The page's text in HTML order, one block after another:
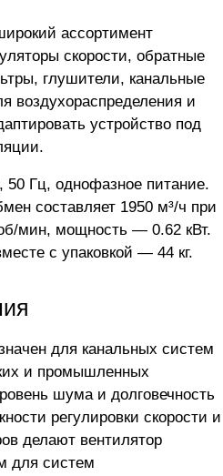
ассортимент
скорости, обратные
глушители, канальные
воздухораспределения и
устройство под
50 Гц, однофазное питание.
составляет 1950 м³/ч при
мин, мощность — 0.62 кВт.
с упаковкой — 44 кг.
для канальных систем
и промышленных
шума и долговечность
регулировки скорости и
делают вентилятор
для систем